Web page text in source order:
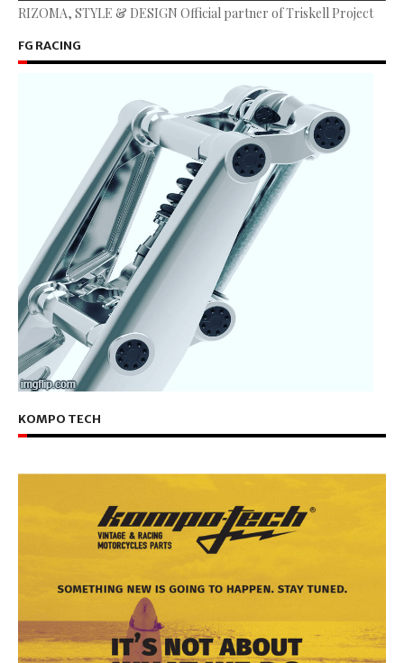
RIZOMA, STYLE & DESIGN Official partner of Triskell Project
FG RACING
KOMPO TECH